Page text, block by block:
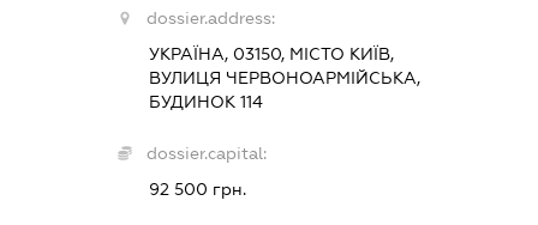
dossier.address:
УКРАЇНА, 03150, МІСТО КИЇВ,
ВУЛИЦЯ ЧЕРВОНОАРМІЙСЬКА,
БУДИНОК 114
dossier.capital:
92 500 грн.